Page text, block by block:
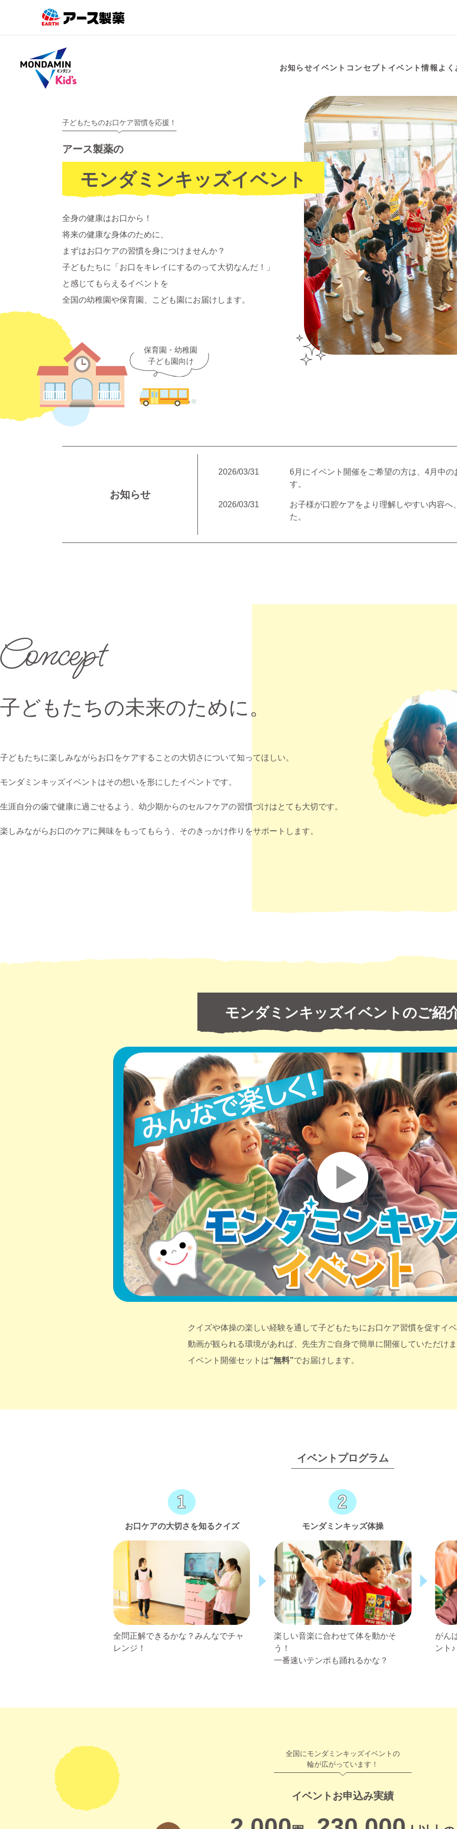
お知らせイベントコンセプト イベント情報 よ
子どもたちのお口ケア習慣を応援！
アース製薬の
モンダミンキッズイベント
全身の健康はお口から！
将来の健康な身体のために、
まずはお口ケアの習慣を身につけませんか？
子どもたちに「お口をキレイにするのって大切なんだ！」
と感じてもらえるイベントを
全国の幼稚園や保育園、こども園にお届けします。
保育園・幼稚園
子ども園向け
お知らせ
2026/03/31
6月にイベント開催をご希望の方は、4月中
す。
2026/03/31
お子様が口腔ケアをより理解しやすい内容
た。
子どもたちの未来のために。
子どもたちに楽しみながらお口をケアすることの大切さについて知ってほしい。
モンダミンキッズイベントはその想いを形にしたイベントです。
生涯自分の歯で健康に過ごせるよう、幼少期からのセルフケアの習慣づけはとても大切です。
楽しみながらお口のケアに興味をもってもらう、そのきっかけ作りをサポートします。
モンダミンキッズイベントのご紹
クイズや体操の楽しい経験を通して子どもたちにお口ケア習慣を促すイ
動画が観られる環境があれば、先生方ご自身で簡単に開催していただけ
イベント開催セットは“無料”でお届けします。
イベントプログラム
お口ケアの大切さを知るクイズ
全問正解できるかな？みんなでチャ
レンジ！
モンダミンキッズ体操
楽しい音楽に合わせて体を動かそ
う！
一番速いテンポも踊れるかな？
がん
ント♪
全国にモンダミンキッズイベントの
輪が広がっています！
イベントお申込み実績